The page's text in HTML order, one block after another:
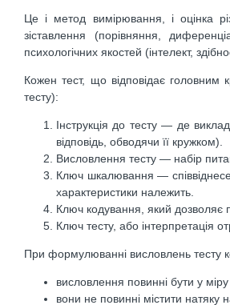
Це і метод вимірювання, і оцінка
зіставлення (порівняння,
психологічних якостей (інтелект,
Кожен тест, що відповідає головним
тесту):
Інструкція до тесту — де
відповідь, обводячи її кружком).
Висловлення тесту — набір
Ключ шкалювання —
характеристики належить.
Ключ кодування, який дозволяє
Ключ тесту, або інтерпретація
При формулюванні висловлень тесту
висловлення повинні бути у
вони не повинні містити натяку